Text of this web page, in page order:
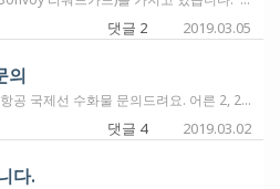
댓글 2 2019.03.05
의
유모차 추가되나요? 그러면 보내는 짐이 4개가 되어도 된다는 것인가요? 10개월 유아의 경우, 어른 요금의 10%만 내고 따로 자리 선정 안하고 베시넷, 22파운드 수화물 1개 플러스 카시트와 유모차 추가 즉 보내는 짐이 3개인가요? 접이식 유모차는 어떤걸 말하나요? ;일반 유모차를 말하는 건가요? 아니면 초경량 20불짜리 같은 유모차를 말하는 건가요?추가질문) 베시넷 자리는 앞 공간이 약간 넓지만 팔걸이가 안 올라간다고 알고 있고 영화 볼 수 있는 모니터가 옆에서 나와서 불편하다고 하는데요. 차라리 그냥 일반자리에 앉는게 나을까요? 참고로 낮 비행기 12:30 타고 나갈 예정이예요
댓글 4 2019.03.02
다.